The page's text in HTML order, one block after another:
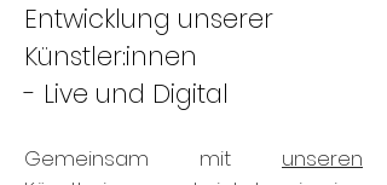
Entwicklung unserer
Künstler:innen
- Live und Digital
Gemeinsam mit unseren